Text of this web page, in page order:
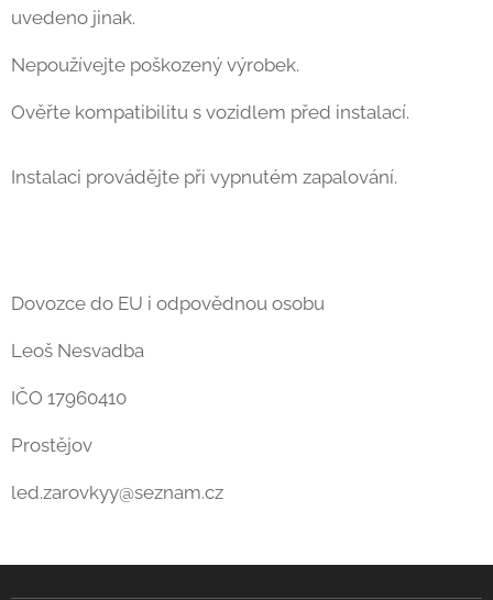
uvedeno jinak.
Nepoužívejte poškozený výrobek.
Ověřte kompatibilitu s vozidlem před instalací.
Instalaci provádějte při vypnutém zapalování.
Dovozce do EU i odpovědnou osobu
Leoš Nesvadba
IČO 17960410
Prostějov
led.zarovkyy@seznam.cz